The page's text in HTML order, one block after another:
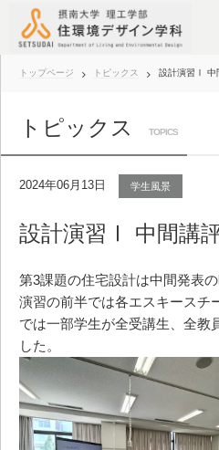
トップページ トピックス 設計演習Ⅰ 中
トピックス TOPICS
2024年06月13日 学生風景
設計演習Ⅰ 中間講評
第3課題の住宅設計は中間発表の
演習の前半では各エスキースチ
では一部学生が全受講生、全教
した。